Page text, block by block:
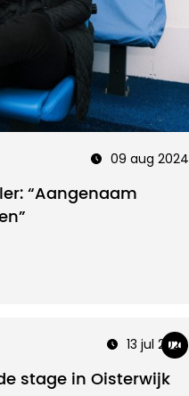
09 aug 2024
“Aangenaam
13 jul 2024
stage in Oisterwijk